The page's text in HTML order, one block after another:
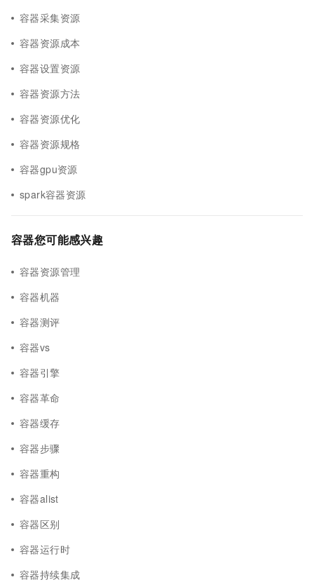
容器采集资源
容器资源成本
容器设置资源
容器资源方法
容器资源优化
容器资源规格
容器gpu资源
spark容器资源
容器您可能感兴趣
容器资源管理
容器机器
容器测评
容器vs
容器引擎
容器革命
容器缓存
容器步骤
容器重构
容器alist
容器区别
容器运行时
容器持续集成